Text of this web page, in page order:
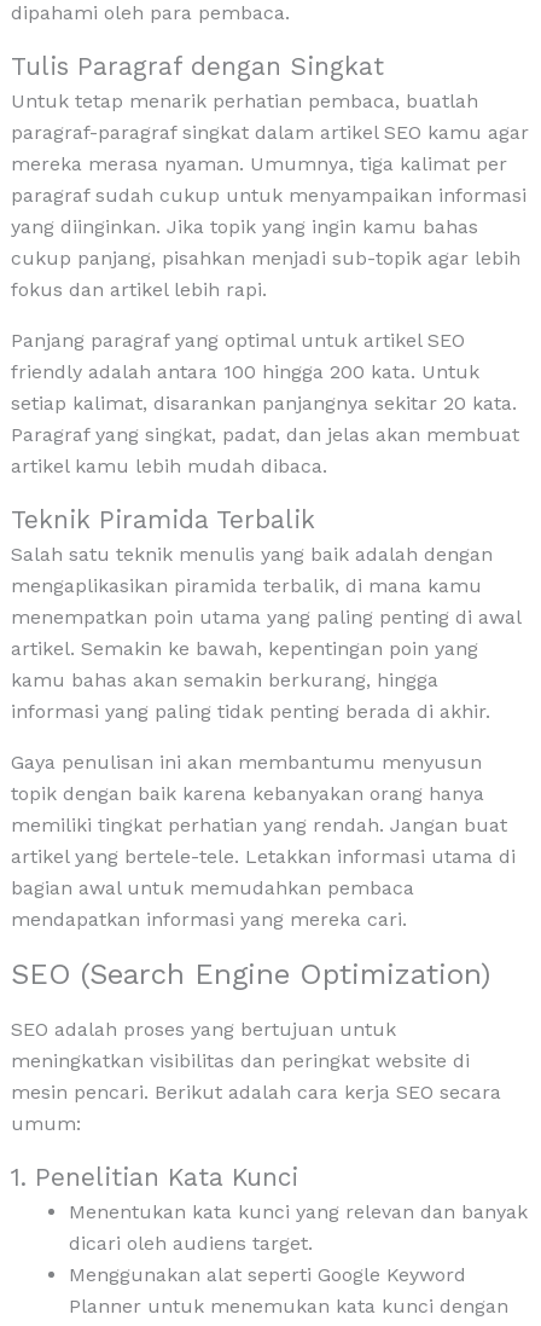
dipahami oleh para pembaca.
Tulis Paragraf dengan Singkat
Untuk tetap menarik perhatian pembaca, buatlah
paragraf-paragraf singkat dalam artikel SEO kamu agar
mereka merasa nyaman. Umumnya, tiga kalimat per
paragraf sudah cukup untuk menyampaikan informasi
yang diinginkan. Jika topik yang ingin kamu bahas
cukup panjang, pisahkan menjadi sub-topik agar lebih
fokus dan artikel lebih rapi.
Panjang paragraf yang optimal untuk artikel SEO
friendly adalah antara 100 hingga 200 kata. Untuk
setiap kalimat, disarankan panjangnya sekitar 20 kata.
Paragraf yang singkat, padat, dan jelas akan membuat
artikel kamu lebih mudah dibaca.
Teknik Piramida Terbalik
Salah satu teknik menulis yang baik adalah dengan
mengaplikasikan piramida terbalik, di mana kamu
menempatkan poin utama yang paling penting di awal
artikel. Semakin ke bawah, kepentingan poin yang
kamu bahas akan semakin berkurang, hingga
informasi yang paling tidak penting berada di akhir.
Gaya penulisan ini akan membantumu menyusun
topik dengan baik karena kebanyakan orang hanya
memiliki tingkat perhatian yang rendah. Jangan buat
artikel yang bertele-tele. Letakkan informasi utama di
bagian awal untuk memudahkan pembaca
mendapatkan informasi yang mereka cari.
SEO (Search Engine Optimization)
SEO adalah proses yang bertujuan untuk
meningkatkan visibilitas dan peringkat website di
mesin pencari. Berikut adalah cara kerja SEO secara
umum:
1. Penelitian Kata Kunci
Menentukan kata kunci yang relevan dan banyak
dicari oleh audiens target.
Menggunakan alat seperti Google Keyword
Planner untuk menemukan kata kunci dengan